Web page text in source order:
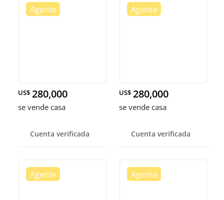
US$ 280,000
se vende casa
Cuenta verificada
US$ 280,000
se vende casa
Cuenta verificada